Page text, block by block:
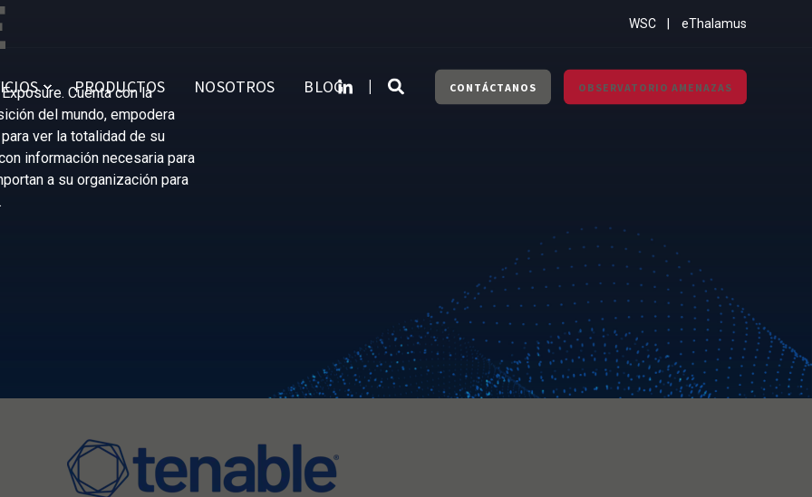
WSC eThalamus
PRODUCTOS NOSOTROS BLOG CONTÁCTANOS OBSERVATORIO AMENAZAS
Cuenta con la
del mundo, empodera
ver la totalidad de su
información necesaria para
a su organización para